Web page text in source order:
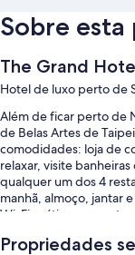
Sobre
The Grand
Hotel de luxo perto de
Além de ficar perto de
de Belas Artes de
comodidades: loja de
relaxar, visite
qualquer um dos 4
manhã, almoço, jantar
Wi-Fi grátis nos
Propriedades